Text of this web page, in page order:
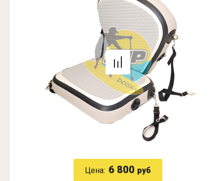
Цена: 6 800 руб